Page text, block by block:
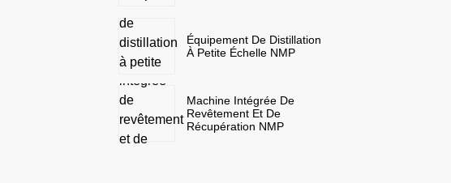
Équipement De Distillation
À Petite Échelle NMP
Machine Intégrée De
Revêtement Et De
Récupération NMP